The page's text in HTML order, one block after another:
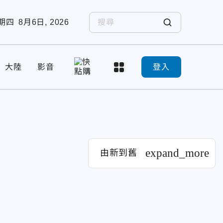
四 8月6日, 2026
大陸 影音 登入
由新到舊 expand_more